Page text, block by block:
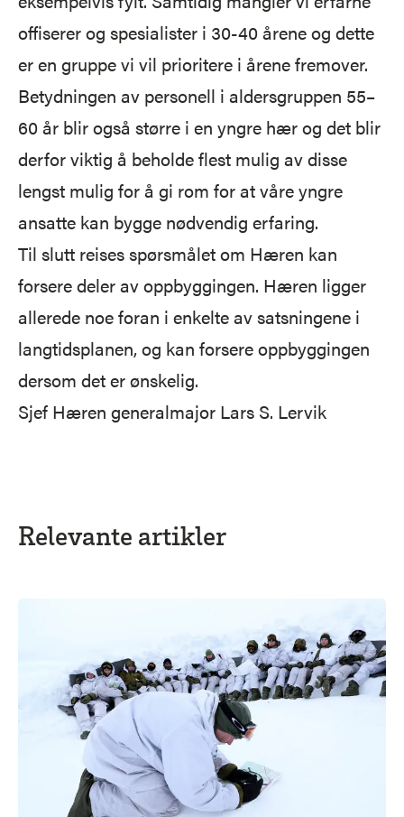
offiserer og spesialister i 30-40 årene og dette
er en gruppe vi vil prioritere i årene fremover.
Betydningen av personell i aldersgruppen 55–
60 år blir også større i en yngre hær og det blir
derfor viktig å beholde flest mulig av disse
lengst mulig for å gi rom for at våre yngre
ansatte kan bygge nødvendig erfaring.
Til slutt reises spørsmålet om Hæren kan
forsere deler av oppbyggingen. Hæren ligger
allerede noe foran i enkelte av satsningene i
langtidsplanen, og kan forsere oppbyggingen
dersom det er ønskelig.
Sjef Hæren generalmajor Lars S. Lervik
Relevante artikler